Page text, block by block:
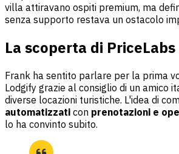
villa attiravano ospiti premium, ma
senza supporto restava un ostacolo
La scoperta di
Frank ha sentito parlare per la prima
Lodgify grazie al consiglio di un amico
diverse locazioni turistiche. L'idea di
automatizzati con prenotazioni e
lo ha convinto subito.